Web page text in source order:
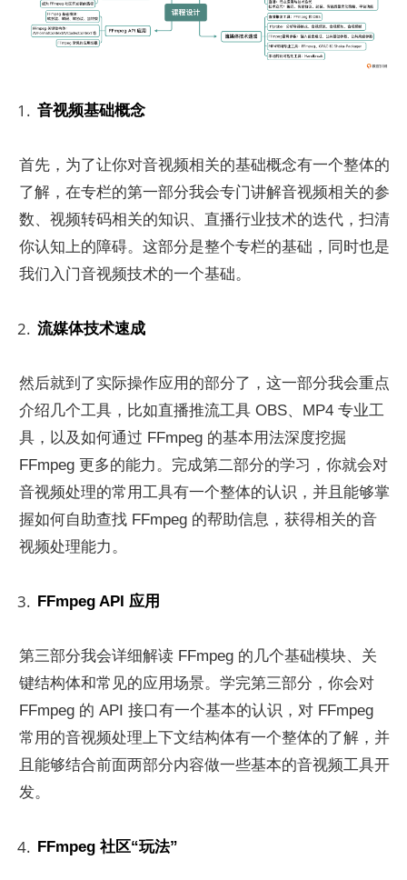
音视频基础概念
首先，为了让你对音视频相关的基础概念有一个整体的
了解，在专栏的第一部分我会专门讲解音视频相关的参
数、视频转码相关的知识、直播行业技术的迭代，扫清
你认知上的障碍。这部分是整个专栏的基础，同时也是
我们入门音视频技术的一个基础。
流媒体技术速成
然后就到了实际操作应用的部分了，这一部分我会重点
介绍几个工具，比如直播推流工具 OBS、MP4 专业工
具，以及如何通过 FFmpeg 的基本用法深度挖掘
FFmpeg 更多的能力。完成第二部分的学习，你就会对
音视频处理的常用工具有一个整体的认识，并且能够掌
握如何自助查找 FFmpeg 的帮助信息，获得相关的音
视频处理能力。
FFmpeg API 应用
第三部分我会详细解读 FFmpeg 的几个基础模块、关
键结构体和常见的应用场景。学完第三部分，你会对
FFmpeg 的 API 接口有一个基本的认识，对 FFmpeg
常用的音视频处理上下文结构体有一个整体的了解，并
且能够结合前面两部分内容做一些基本的音视频工具开
发。
FFmpeg 社区“玩法”